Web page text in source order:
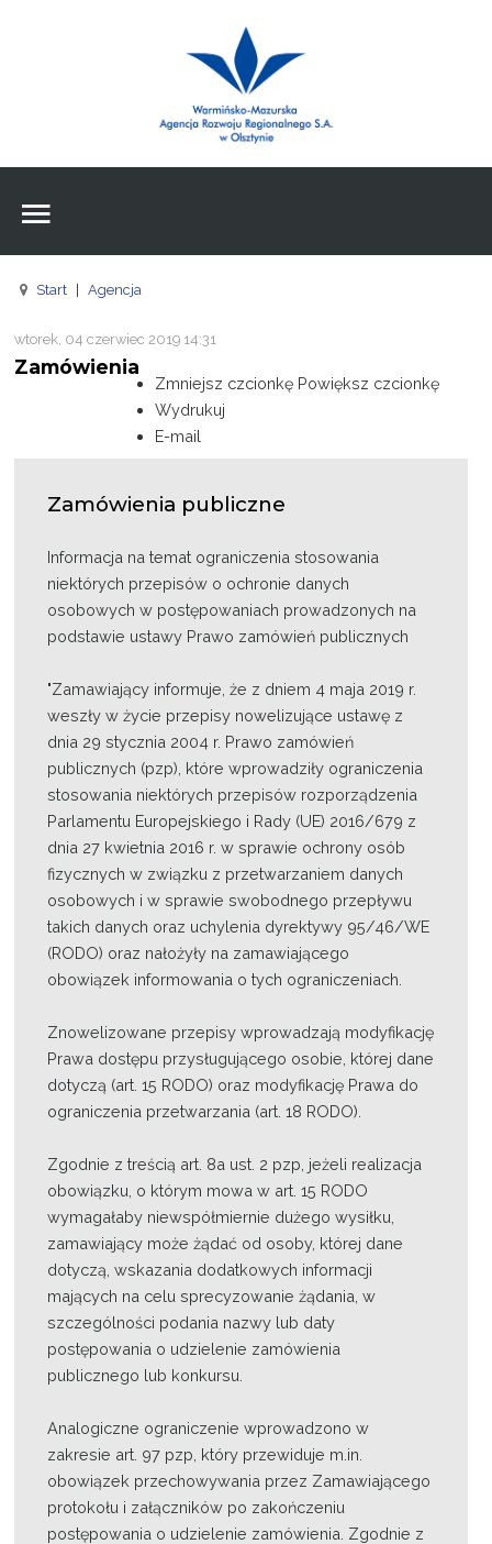
Agencja
FE
Pożyczki
Kontakt
Znajdźna stronie
Wpisz czego szukasz
Start Agencja
wtorek, 04 czerwiec 2019 14:31
Zamówienia
Zmniejsz czcionkę Powiększ czcionkę
Wydrukuj
E-mail
Zamówienia publiczne
Informacja na temat ograniczenia stosowania
niektórych przepisów o ochronie danych
osobowych w postępowaniach prowadzonych na
podstawie ustawy Prawo zamówień publicznych
"Zamawiający informuje, że z dniem 4 maja 2019 r.
weszły w życie przepisy nowelizujące ustawę z
dnia 29 stycznia 2004 r. Prawo zamówień
publicznych (pzp), które wprowadziły ograniczenia
stosowania niektórych przepisów rozporządzenia
Parlamentu Europejskiego i Rady (UE) 2016/679 z
dnia 27 kwietnia 2016 r. w sprawie ochrony osób
fizycznych w związku z przetwarzaniem danych
osobowych i w sprawie swobodnego przepływu
takich danych oraz uchylenia dyrektywy 95/46/WE
(RODO) oraz nałożyły na zamawiającego
obowiązek informowania o tych ograniczeniach.
Znowelizowane przepisy wprowadzają modyfikację
Prawa dostępu przysługującego osobie, której dane
dotyczą (art. 15 RODO) oraz modyfikację Prawa do
ograniczenia przetwarzania (art. 18 RODO).
Zgodnie z treścią art. 8a ust. 2 pzp, jeżeli realizacja
obowiązku, o którym mowa w art. 15 RODO
wymagałaby niewspółmiernie dużego wysiłku,
zamawiający może żądać od osoby, której dane
dotyczą, wskazania dodatkowych informacji
mających na celu sprecyzowanie żądania, w
szczególności podania nazwy lub daty
postępowania o udzielenie zamówienia
publicznego lub konkursu.
Analogiczne ograniczenie wprowadzono w
zakresie art. 97 pzp, który przewiduje m.in.
obowiązek przechowywania przez Zamawiającego
protokołu i załączników po zakończeniu
postępowania o udzielenie zamówienia. Zgodnie z